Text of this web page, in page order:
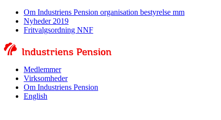
Om Industriens Pension organisation bestyrelse mm
Nyheder 2019
Fritvalgsordning NNF
Medlemmer
Virksomheder
Om Industriens Pension
English